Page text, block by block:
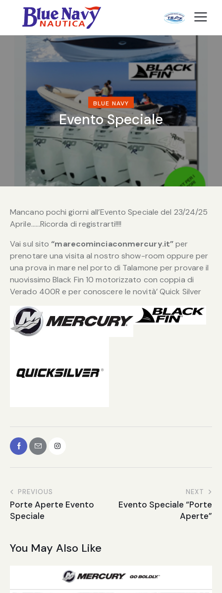
BLUE NAVY
Evento Speciale
Mancano pochi giorni all’Evento Speciale del 23/24/25
Aprile……Ricorda di registrarti!!!!
Vai sul sito“marecominciaconmercury.it”per
prenotare una visita al nostro show-room oppure per
una prova in mare nel porto di Talamone per provare il
nuovissimo Black Fin 10 motorizzato con coppia di
Verado 400R e per conoscere le novità’ Quick Silver
PREVIOUS
Porte Aperte Evento
Speciale
NEXT
Evento Speciale “Porte
Aperte”
You May Also Like